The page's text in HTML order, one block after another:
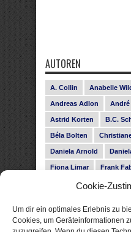
Cookie-
Um dir ein optimales Erlebnis zu
Cookies, um Geräteinformationen
AUTOREN
A. Collin Anabelle
Andreas Adlon André
Astrid Korten B.C.
Béla Bolten
Daniela Arnold
Fiona Limar Frank
Gunnar Schwarz
Josefine Weiss